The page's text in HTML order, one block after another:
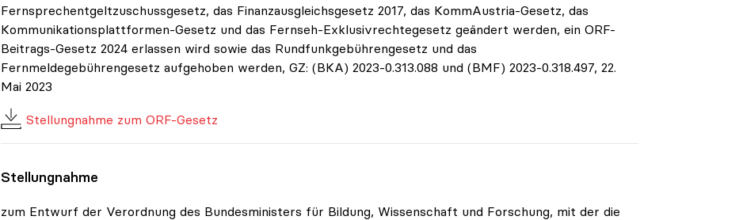
Fernsprechentgeltzuschussgesetz, das Finanzausgleichsgesetz 2017, das KommAustria-Gesetz, das
Kommunikationsplattformen-Gesetz und das Fernseh-Exklusivrechtegesetz geändert werden, ein ORF-
Beitrags-Gesetz 2024 erlassen wird sowie das Rundfunkgebührengesetz und das
Fernmeldegebührengesetz aufgehoben werden, GZ: (BKA) 2023-0.313.088 und (BMF) 2023-0.318.497, 22.
Mai 2023
Stellungnahme zum ORF-Gesetz
Stellungnahme
zum Entwurf der Verordnung des Bundesministers für Bildung, Wissenschaft und Forschung, mit der die